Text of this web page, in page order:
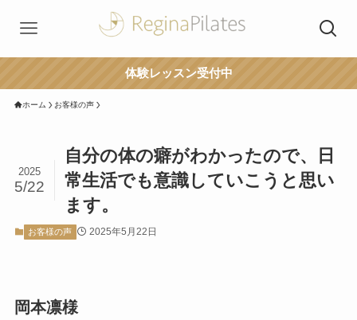
体験レッスン受付中
ホーム お客様の声
自分の体の癖がわかったので、日
常生活でも意識していこうと思い
ます。
2025
5/22
お客様の声 2025年5月22日
岡本凛様